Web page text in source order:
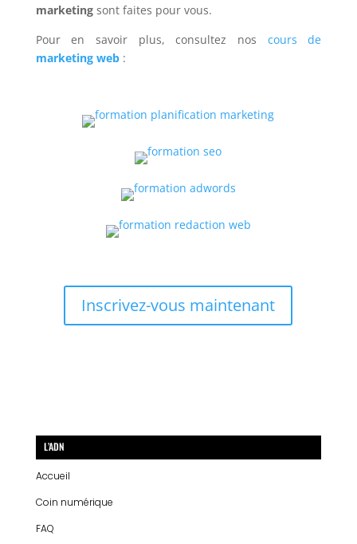
marketingsont faites pour vous.
Pour en savoir plus, consultez nos cours de
marketing web:
Inscrivez-vous maintenant
L’ADN
Accueil
Coin numérique
FAQ